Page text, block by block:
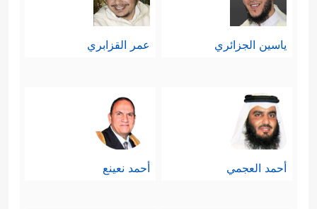
ياسين الجزائري عمر القزابري
أحمد العجمي أحمد نعينع